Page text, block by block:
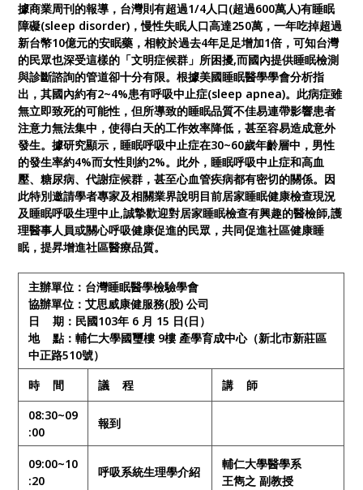
據商業周刊的報導，台灣則有超過1/4人口(超過600萬人)有睡眠
障礙(sleep disorder)，慢性失眠人口高達250萬，一年吃掉超過
新台幣10億元的安眠藥，相較於過去4年足足增加1倍，可知台灣
的民眾也深受這樣的「文明症候群」所困擾,而國內提供睡眠檢測
與診斷諮詢的管道卻十分有限。根據美國睡眠醫學學會分析指
出，其國內約有2~4%患有呼吸中止症(sleep apnea)。此病症雖
無立即致死的可能性，但所導致的睡眠品質不佳易連帶影響患者
注意力無法集中，使得白天的工作效率降低，甚至容易造成意外
發生。據研究顯示，睡眠呼吸中止症在30~60歲年齡層中，男性
的發生率約4%而女性則約2%。此外，睡眠呼吸中止症和高血
壓、糖尿病、代謝症候群，甚至心血管疾病都有密切的關係。 因
此特別邀請學者專家及相關業界說明目前居家睡眠健康檢查現況
及睡眠呼吸生理中止,誠摯歡迎對居家睡眠檢查有興趣的醫檢師,護
理醫事人員或關心呼吸健康促進的民眾，共同促進社區健康睡
眠，提昇增進社區醫療品質。
主辦單位：台灣睡眠醫學檢驗學會
協辦單位：艾思威康健服務(股) 公司
日 期：民國103年 6 月 15 日(日）
地 點：輔仁大學國璽樓 9樓 產學育成中心（新北市新莊區
中正路510號）
時 間
議 程
講 師
08:30~09
:00
報到
09:00~10
:20
呼吸系統生理學介紹
輔仁大學醫學系
王雋之 副教授